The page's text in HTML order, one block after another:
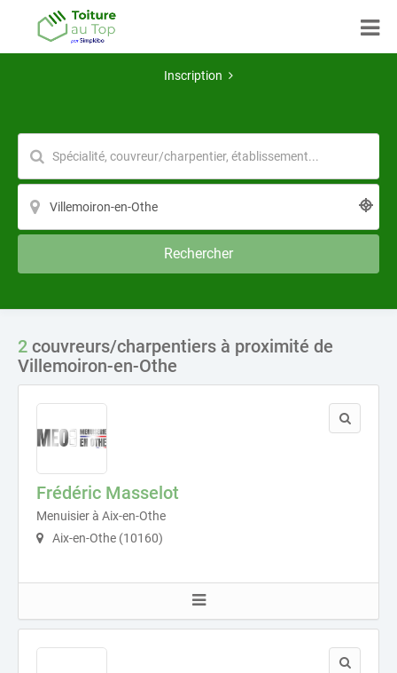
Inscription
Rechercher
2 couvreurs/charpentiers à proximité de
Villemoiron-en-Othe
Frédéric Masselot
Menuisier à Aix-en-Othe
Aix-en-Othe (10160)